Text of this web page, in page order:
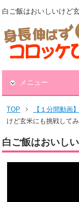
白ご飯はおいしいけど
メニュー
TOP 【１分間動画
けど玄米にも挑戦してみ
白ご飯はおいし